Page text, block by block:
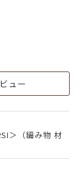
ュー
＞（編み物 材